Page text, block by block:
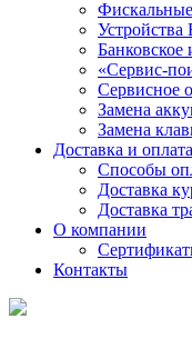
Банковское
«Сервис-
Сервисное
Замена
Замена
Доставка и оплата
Способы
Доставка
Доставка
О компании
Контакты